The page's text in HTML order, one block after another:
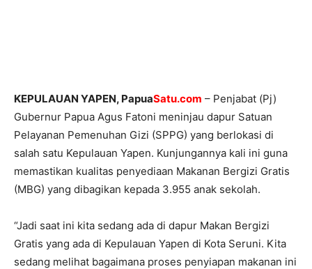
KEPULAUAN YAPEN, PapuaSatu.com – Penjabat (Pj)
Gubernur Papua Agus Fatoni meninjau dapur Satuan
Pelayanan Pemenuhan Gizi (SPPG) yang berlokasi di
salah satu Kepulauan Yapen. Kunjungannya kali ini guna
memastikan kualitas penyediaan Makanan Bergizi Gratis
(MBG) yang dibagikan kepada 3.955 anak sekolah.
‎‎“Jadi saat ini kita sedang ada di dapur Makan Bergizi
Gratis yang ada di Kepulauan Yapen di Kota Seruni. Kita
sedang melihat bagaimana proses penyiapan makanan ini